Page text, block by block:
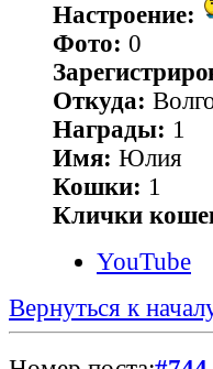
Настроение:
Фото: 0
Откуда:
Награды: 1
Имя: Юлия
Кошки: 1
Клички
YouTube
Вернуться к